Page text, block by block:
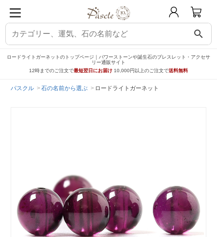
search
ロードライトガーネットのトップページ｜パワーストーンや誕生石のブレスレット・アクセサ
リー通販サイト
12時までのご注文で最短翌日にお届け 10,000円以上のご注文で送料無料
パスクル 石の名前から選ぶ ロードライトガーネット